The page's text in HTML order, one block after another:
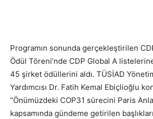
Programın sonunda gerçekleştirilen
Ödül Töreni’nde CDP Global A
45 şirket ödüllerini aldı. TÜSİAD
Yardımcısı Dr. Fatih Kemal Ebiçlioğlu
“Önümüzdeki COP31 sürecini Paris
kapsamında gündeme getirilen